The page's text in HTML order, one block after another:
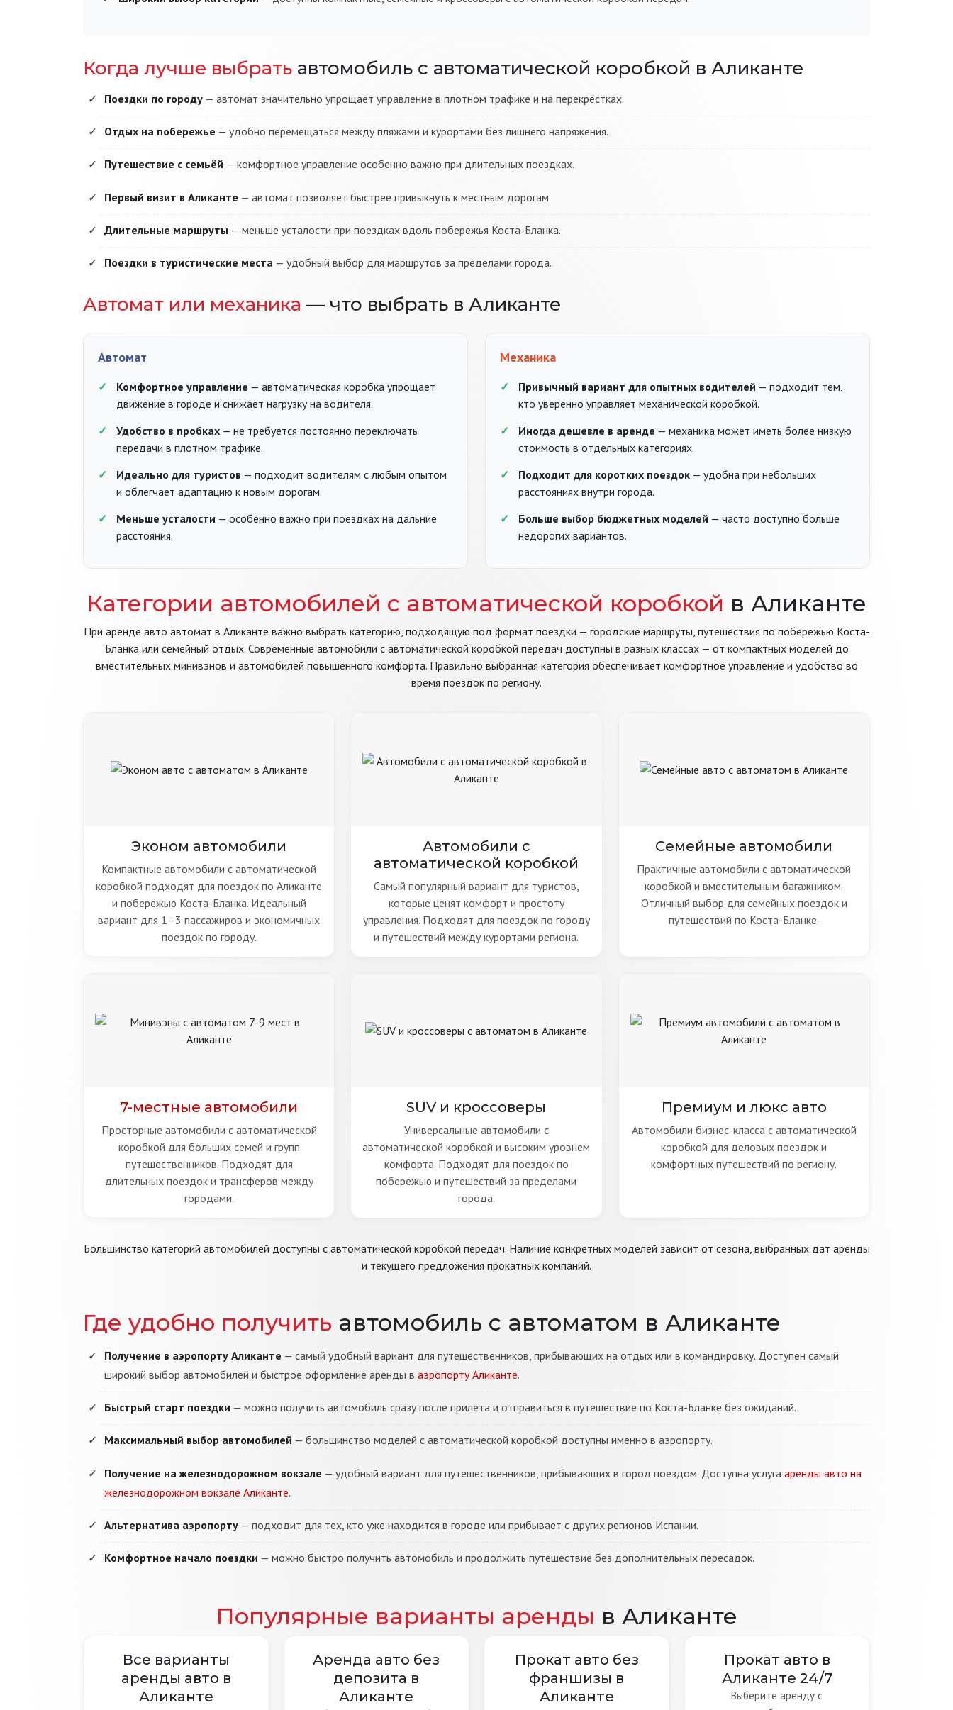
Когда лучше выбрать автомобиль с автоматической коробкой в Аликанте
Поездки по городу — автомат значительно упрощает управление в плотном трафике и на перекрёстках.
Отдых на побережье — удобно перемещаться между пляжами и курортами без лишнего напряжения.
Путешествие с семьёй — комфортное управление особенно важно при длительных поездках.
Первый визит в Аликанте — автомат позволяет быстрее привыкнуть к местным дорогам.
Длительные маршруты — меньше усталости при поездках вдоль побережья Коста-Бланка.
Поездки в туристические места — удобный выбор для маршрутов за пределами города.
Автомат или механика — что выбрать в Аликанте
Автомат
Комфортное управление — автоматическая коробка упрощает
движение в городе и снижает нагрузку на водителя.
Удобство в пробках — не требуется постоянно переключать
передачи в плотном трафике.
Идеально для туристов — подходит водителям с любым опытом
и облегчает адаптацию к новым дорогам.
Меньше усталости — особенно важно при поездках на дальние
расстояния.
Механика
Привычный вариант для опытных водителей — подходит тем,
кто уверенно управляет механической коробкой.
Иногда дешевле в аренде — механика может иметь более низкую
стоимость в отдельных категориях.
Подходит для коротких поездок — удобна при небольших
расстояниях внутри города.
Больше выбор бюджетных моделей — часто доступно больше
недорогих вариантов.
Категории автомобилей с автоматической коробкой в Аликанте
При аренде авто автомат в Аликанте важно выбрать категорию, подходящую под формат поездки — городские маршруты, путешествия по побережью Коста-
Бланка или семейный отдых. Современные автомобили с автоматической коробкой передач доступны в разных классах — от компактных моделей до
вместительных минивэнов и автомобилей повышенного комфорта. Правильно выбранная категория обеспечивает комфортное управление и удобство во
время поездок по региону.
Эконом автомобили
Компактные автомобили с автоматической
коробкой подходят для поездок по Аликанте
и побережью Коста-Бланка. Идеальный
вариант для 1–3 пассажиров и экономичных
поездок по городу.
Автомобили с
автоматической коробкой
Самый популярный вариант для туристов,
которые ценят комфорт и простоту
управления. Подходят для поездок по городу
и путешествий между курортами региона.
Семейные автомобили
Практичные автомобили с автоматической
коробкой и вместительным багажником.
Отличный выбор для семейных поездок и
путешествий по Коста-Бланке.
7-местные автомобили
Просторные автомобили с автоматической
коробкой для больших семей и групп
путешественников. Подходят для
длительных поездок и трансферов между
городами.
SUV и кроссоверы
Универсальные автомобили с
автоматической коробкой и высоким уровнем
комфорта. Подходят для поездок по
побережью и путешествий за пределами
города.
Премиум и люкс авто
Автомобили бизнес-класса с автоматической
коробкой для деловых поездок и
комфортных путешествий по региону.
Большинство категорий автомобилей доступны с автоматической коробкой передач. Наличие конкретных моделей зависит от сезона, выбранных дат аренды
и текущего предложения прокатных компаний.
Где удобно получить автомобиль с автоматом в Аликанте
Получение в аэропорту Аликанте — самый удобный вариант для путешественников, прибывающих на отдых или в командировку. Доступен самый
широкий выбор автомобилей и быстрое оформление аренды в аэропорту Аликанте.
Быстрый старт поездки — можно получить автомобиль сразу после прилёта и отправиться в путешествие по Коста-Бланке без ожиданий.
Максимальный выбор автомобилей — большинство моделей с автоматической коробкой доступны именно в аэропорту.
Получение на железнодорожном вокзале — удобный вариант для путешественников, прибывающих в город поездом. Доступна услуга аренды авто на
железнодорожном вокзале Аликанте.
Альтернатива аэропорту — подходит для тех, кто уже находится в городе или прибывает с других регионов Испании.
Комфортное начало поездки — можно быстро получить автомобиль и продолжить путешествие без дополнительных пересадок.
Популярные варианты аренды в Аликанте
Все варианты
аренды авто в
Аликанте
Аренда авто без
депозита в
Аликанте
Прокат авто без
франшизы в
Аликанте
Прокат авто в
Аликанте 24/7
Выберите аренду с